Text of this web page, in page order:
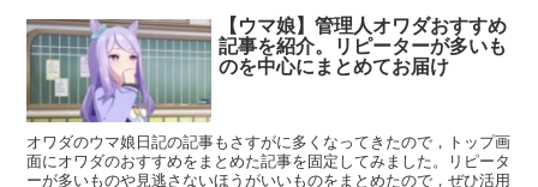
【ウマ娘】管理人オワダおすすめ
記事を紹介。リピーターが多いも
のを中心にまとめてお届け
オワダのウマ娘日記の記事もさすがに多くなってきたので，トップ画
面にオワダのおすすめをまとめた記事を固定してみました。リピータ
ーが多いものや見逃さないほうがいいものをまとめたので，ぜひ活用